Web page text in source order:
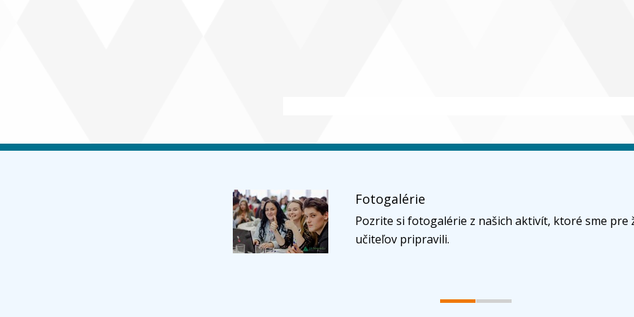
Fotogalérie
Pozrite si fotogalérie z našich aktivít, ktoré sme pre
učiteľov pripravili.